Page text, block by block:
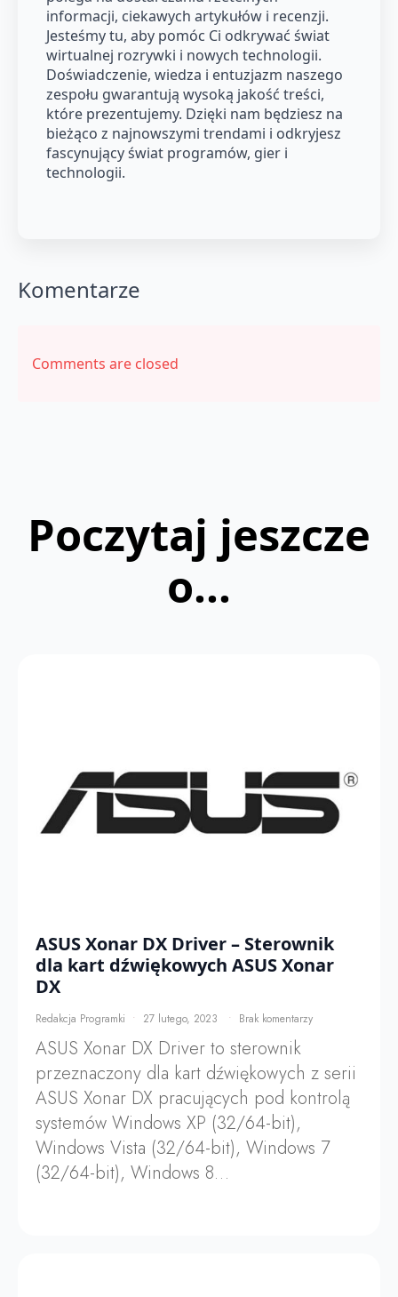
informacji, ciekawych artykułów i recenzji.
Jesteśmy tu, aby pomóc Ci odkrywać świat
wirtualnej rozrywki i nowych technologii.
Doświadczenie, wiedza i entuzjazm naszego
zespołu gwarantują wysoką jakość treści,
które prezentujemy. Dzięki nam będziesz na
bieżąco z najnowszymi trendami i odkryjesz
fascynujący świat programów, gier i
technologii.
Komentarze
Comments are closed
Poczytaj jeszcze
o...
ASUS Xonar DX Driver – Sterownik
dla kart dźwiękowych ASUS Xonar
DX
Redakcja Programki 27 lutego, 2023 Brak komentarzy
ASUS Xonar DX Driver to sterownik
przeznaczony dla kart dźwiękowych z serii
ASUS Xonar DX pracujących pod kontrolą
systemów Windows XP (32/64-bit),
Windows Vista (32/64-bit), Windows 7
(32/64-bit), Windows 8…